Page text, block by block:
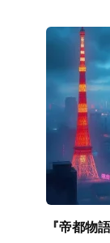
『帝都物